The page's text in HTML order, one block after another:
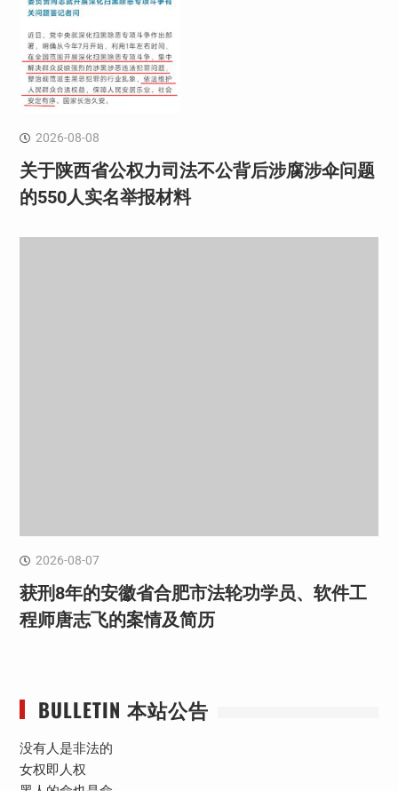
2026-08-08
关于陕西省公权力司法不公背后涉腐涉伞问题
的550人实名举报材料
2026-08-07
获刑8年的安徽省合肥市法轮功学员、软件工
程师唐志飞的案情及简历
BULLETIN 本站公告
没有人是非法的
女权即人权